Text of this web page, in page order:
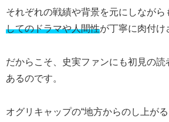
それぞれの戦績や背景を元にしながら
してのドラマや人間性が丁寧に肉付け
だからこそ、史実ファンにも初見の
あるのです。
オグリキャップの“地方からのし上が